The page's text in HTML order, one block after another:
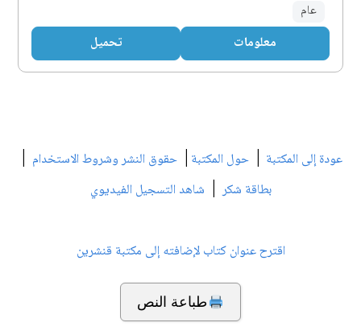
عام
معلومات تحميل
عودة إلى المكتبة | حول المكتبة | حقوق النشر وشروط الاستخدام |
بطاقة شكر| شاهد التسجيل الفيديوي
اقترح عنوان كتاب لإضافته إلى مكتبة قنشرين
طباعة النص